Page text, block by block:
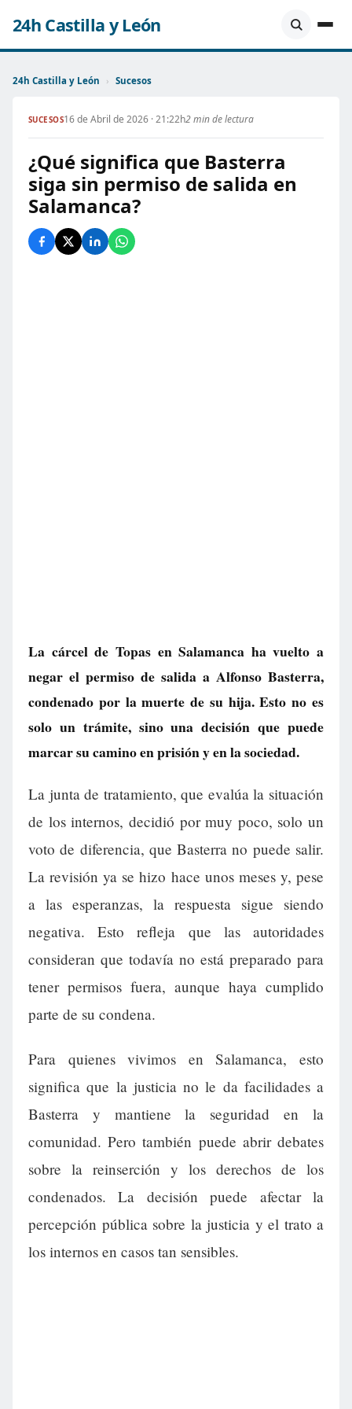
24h Castilla y León
24h Castilla y León › Sucesos
SUCESOS16 de Abril de 2026 · 21:22h2 min de lectura
¿Qué significa que Basterra
siga sin permiso de salida en
Salamanca?
La cárcel de Topas en Salamanca ha vuelto a
negar el permiso de salida a Alfonso Basterra,
condenado por la muerte de su hija. Esto no es
solo un trámite, sino una decisión que puede
marcar su camino en prisión y en la sociedad.
La junta de tratamiento, que evalúa la situación
de los internos, decidió por muy poco, solo un
voto de diferencia, que Basterra no puede salir.
La revisión ya se hizo hace unos meses y, pese
a las esperanzas, la respuesta sigue siendo
negativa. Esto refleja que las autoridades
consideran que todavía no está preparado para
tener permisos fuera, aunque haya cumplido
parte de su condena.
Para quienes vivimos en Salamanca, esto
significa que la justicia no le da facilidades a
Basterra y mantiene la seguridad en la
comunidad. Pero también puede abrir debates
sobre la reinserción y los derechos de los
condenados. La decisión puede afectar la
percepción pública sobre la justicia y el trato a
los internos en casos tan sensibles.